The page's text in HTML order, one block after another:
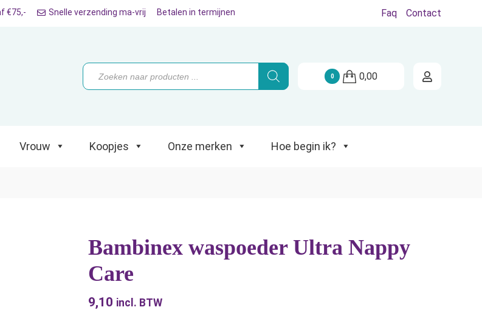
Koopjes Onze merken Hoe begin ik?
€75,- Snelle verzending ma-vrij Betalen in termijnen Faq Contact
Producten
zoeken
0 0,00
Vrouw Koopjes Onze merken Hoe begin ik?
Bambinex waspoeder Ultra Nappy
Care
9,10 incl. BTW